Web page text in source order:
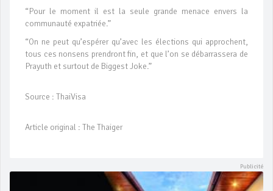
“Pour le moment il est la seule grande menace envers la
communauté expatriée.”
“On ne peut qu’espérer qu’avec les élections qui approchent,
tous ces nonsens prendront fin, et que l’on se débarrassera de
Prayuth et surtout de Biggest Joke.”
Source : ThaiVisa
Article original : The Thaiger